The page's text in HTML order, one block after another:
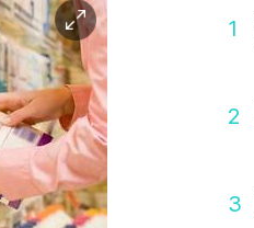
이
미
지
확
대
1
2
3